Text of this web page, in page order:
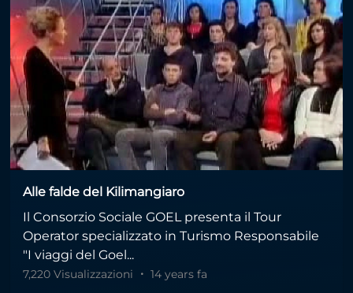
Alle falde del Kilimangiaro
Il Consorzio Sociale GOEL presenta il Tour
Operator specializzato in Turismo Responsabile
"I viaggi del Goel...
7,220 Visualizzazioni 14 years fa